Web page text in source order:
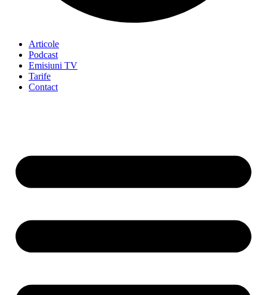
Articole
Podcast
Emisiuni TV
Tarife
Contact